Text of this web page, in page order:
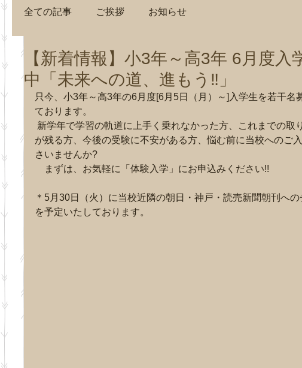
せ】夏休
の「通常
ング」の
いて
【お知らせ】
Google ビジネス
プロフィールのク
チコミをご覧くだ
さい。
【行事案内】「1
学期期末テスト対
策トレーニング」
始いたします。
【
学
策
全ての記事 ご挨拶 お知らせ
【新着情報】小3年～高3年 6月度入
中「未来への道、進もう‼」
只今、小3年～高3年の6月度[6月5日（月）～]入学生を若干名
ております。
が残る方、今後の受験に不安がある方、悩む前に当校へのご
さいませんか?
まずは、お気軽に「体験入学」にお申込みください!!
＊5月30日（火）に当校近隣の朝日・神戸・読売新聞朝刊へ
を予定いたしております。